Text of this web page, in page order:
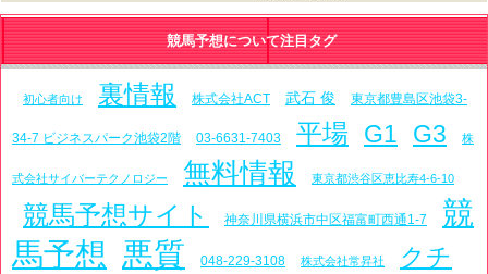
競馬予想について注目タグ
初心者向け 裏情報 株式会社ACT 武石 俊 東京都豊島区池袋3-
34-7 ビジネスパーク池袋2階 03-6631-7403 平場 G1 G3 株
式会社サイバーテクノロジー 無料情報 東京都渋谷区恵比寿4-6-10
競馬予想サイト 神奈川県横浜市中区福富町西通1-7
競
馬予想 悪質 048-229-3108 株式会社常昇社
クチ